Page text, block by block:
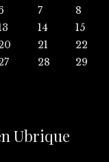
7 8
14 15
21 22
28 29
Ubrique